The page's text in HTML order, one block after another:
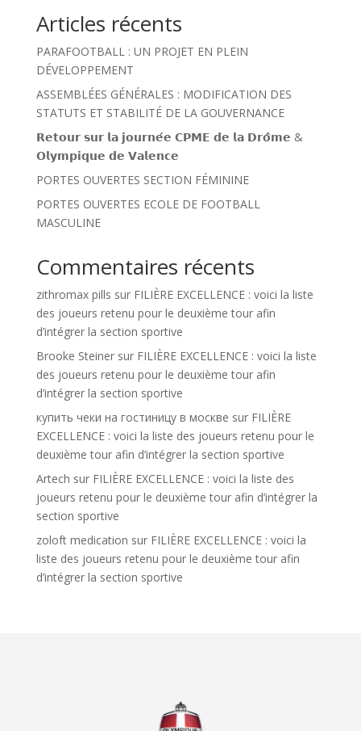
Articles récents
PARAFOOTBALL : UN PROJET EN PLEIN
DÉVELOPPEMENT
ASSEMBLÉES GÉNÉRALES : MODIFICATION DES
STATUTS ET STABILITÉ DE LA GOUVERNANCE
𝗥𝗲𝘁𝗼𝘂𝗿 𝘀𝘂𝗿 𝗹𝗮 𝗷𝗼𝘂𝗿𝗻𝗲́𝗲 𝗖𝗣𝗠𝗘 𝗱𝗲 𝗹𝗮 𝗗𝗿𝗼̂𝗺𝗲 &
𝗢𝗹𝘆𝗺𝗽𝗶𝗾𝘂𝗲 𝗱𝗲 𝗩𝗮𝗹𝗲𝗻𝗰𝗲
PORTES OUVERTES SECTION FÉMININE
PORTES OUVERTES ECOLE DE FOOTBALL
MASCULINE
Commentaires récents
zithromax pills sur FILIÈRE EXCELLENCE : voici la liste
des joueurs retenu pour le deuxième tour afin
d’intégrer la section sportive
Brooke Steinersur FILIÈRE EXCELLENCE : voici la liste
des joueurs retenu pour le deuxième tour afin
d’intégrer la section sportive
купить чеки на гостиницу в москве sur FILIÈRE
EXCELLENCE : voici la liste des joueurs retenu pour le
deuxième tour afin d’intégrer la section sportive
Artech sur FILIÈRE EXCELLENCE : voici la liste des
joueurs retenu pour le deuxième tour afin d’intégrer la
section sportive
zoloft medication sur FILIÈRE EXCELLENCE : voici la
liste des joueurs retenu pour le deuxième tour afin
d’intégrer la section sportive